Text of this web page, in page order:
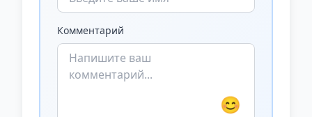
Комментарий
😊